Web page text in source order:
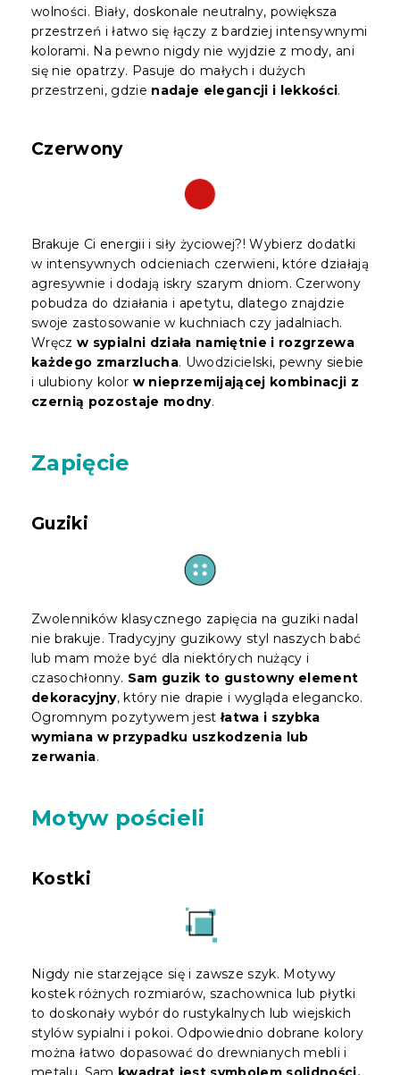
wolności. Biały, doskonale neutralny, powiększa
przestrzeń i łatwo się łączy z bardziej intensywnymi
kolorami. Na pewno nigdy nie wyjdzie z mody, ani
się nie opatrzy. Pasuje do małych i dużych
przestrzeni, gdzie nadaje elegancji i lekkości.
Czerwony
Brakuje Ci energii i siły życiowej?! Wybierz dodatki
w intensywnych odcieniach czerwieni, które działają
agresywnie i dodają iskry szarym dniom. Czerwony
pobudza do działania i apetytu, dlatego znajdzie
swoje zastosowanie w kuchniach czy jadalniach.
Wręcz w sypialni działa namiętnie i rozgrzewa
każdego zmarzlucha. Uwodzicielski, pewny siebie
i ulubiony kolor w nieprzemijającej kombinacji z
czernią pozostaje modny.
Zapięcie
Guziki
Zwolenników klasycznego zapięcia na guziki nadal
nie brakuje. Tradycyjny guzikowy styl naszych babć
lub mam może być dla niektórych nużący i
czasochłonny. Sam guzik to gustowny element
dekoracyjny, który nie drapie i wygląda elegancko.
Ogromnym pozytywem jestłatwa i szybka
wymiana w przypadku uszkodzenia lub
zerwania.
Motyw pościeli
Kostki
Nigdy nie starzejące się i zawsze szyk. Motywy
kostek różnych rozmiarów, szachownica lub płytki
to doskonały wybór do rustykalnych lub wiejskich
stylów sypialni i pokoi. Odpowiednio dobrane kolory
można łatwo dopasować do drewnianych mebli i